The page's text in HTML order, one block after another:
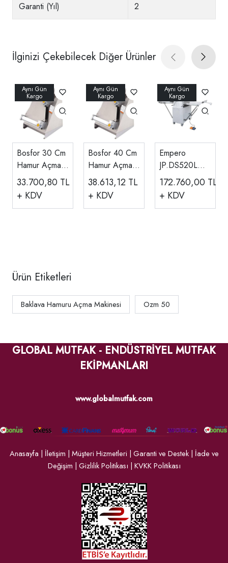
Garanti (Yıl) 2
İlginizi Çekebilecek Diğer Ürünler
Bosfor 30 Cm
Hamur Açma
Makinesi UHA-
30-Y
33.700,80 TL
+ KDV
Bosfor 40 Cm
Hamur Açma
Makinesi UHA-
40-Y
38.613,12 TL
+ KDV
Empero
JP.DS520L
Otomatik
Hamur Açma
Makinesi
172.760,00 TL
+ KDV
Ürün Etiketleri
Baklava Hamuru Açma Makinesi Ozm 50
GLOBAL MUTFAK - ENDÜSTRİYEL MUTFAK
EKİPMANLARI
www.globalmutfak.com
Anasayfa | İletişim | Müşteri Hizmetleri | Garanti ve Destek| İade ve
Değişim | Gizlilik Politikası | KVKK Politikası